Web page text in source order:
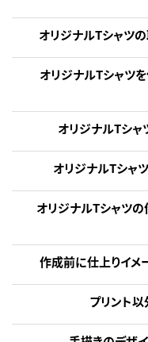
オリジナルTシャツの
オリジナルTシャツ
オリジナルTシャ
オリジナルTシャ
オリジナルTシャツの
作成前に仕上りイメ
プリント